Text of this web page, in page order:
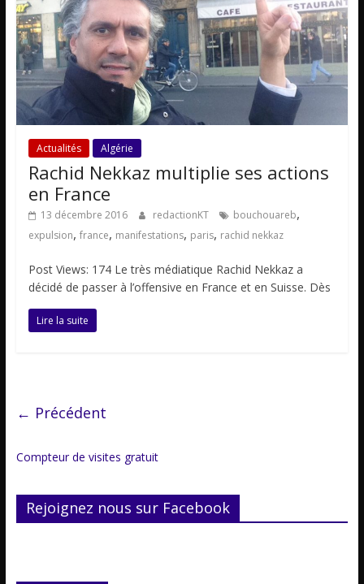
Actualités Algérie
Rachid Nekkaz multiplie ses actions
en France
13 décembre 2016 redactionKT bouchouareb,
expulsion, france, manifestations, paris, rachid nekkaz
Post Views: 174 Le très médiatique Rachid Nekkaz a
décidé de passer à l’offensive en France et en Suisse. Dès
Lire la suite
← Précédent
Compteur de visites gratuit
Rejoignez nous sur Facebook